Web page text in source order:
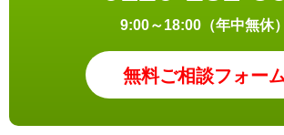
9:00～18:00（年中無休）
無料ご相談フォー